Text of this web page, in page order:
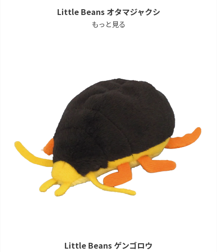
Little Beans オタマジャクシ
もっと見る
Little Beans ゲンゴロウ